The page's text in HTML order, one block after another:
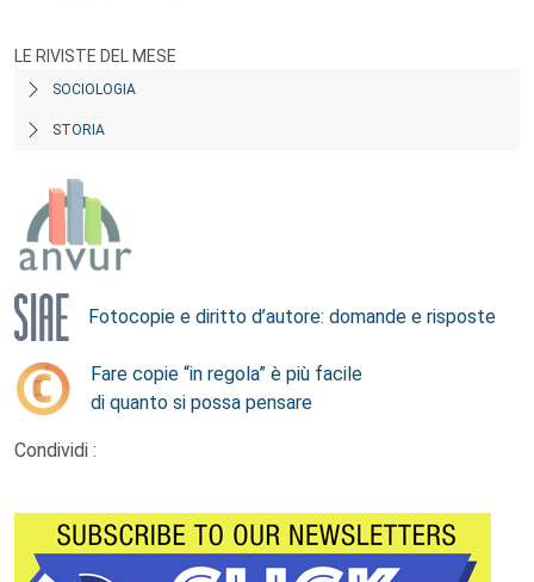
LE RIVISTE DEL MESE
SOCIOLOGIA
STORIA
Fotocopie e diritto d’autore: domande e risposte
Fare copie “in regola” è più facile
di quanto si possa pensare
Condividi :